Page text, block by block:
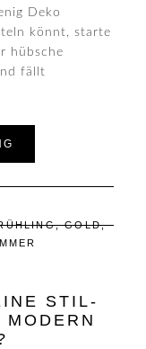
Deko
könnt, starte
hübsche
fällt
,GOLD,
STIL-